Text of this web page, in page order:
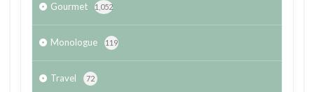
Gourmet 1,052
Monologue 119
Travel 72